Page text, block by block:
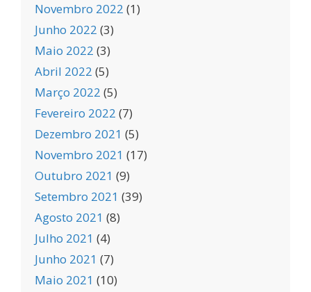
Novembro 2022 (1)
Junho 2022 (3)
Maio 2022 (3)
Abril 2022 (5)
Março 2022 (5)
Fevereiro 2022 (7)
Dezembro 2021 (5)
Novembro 2021 (17)
Outubro 2021 (9)
Setembro 2021 (39)
Agosto 2021 (8)
Julho 2021 (4)
Junho 2021 (7)
Maio 2021 (10)